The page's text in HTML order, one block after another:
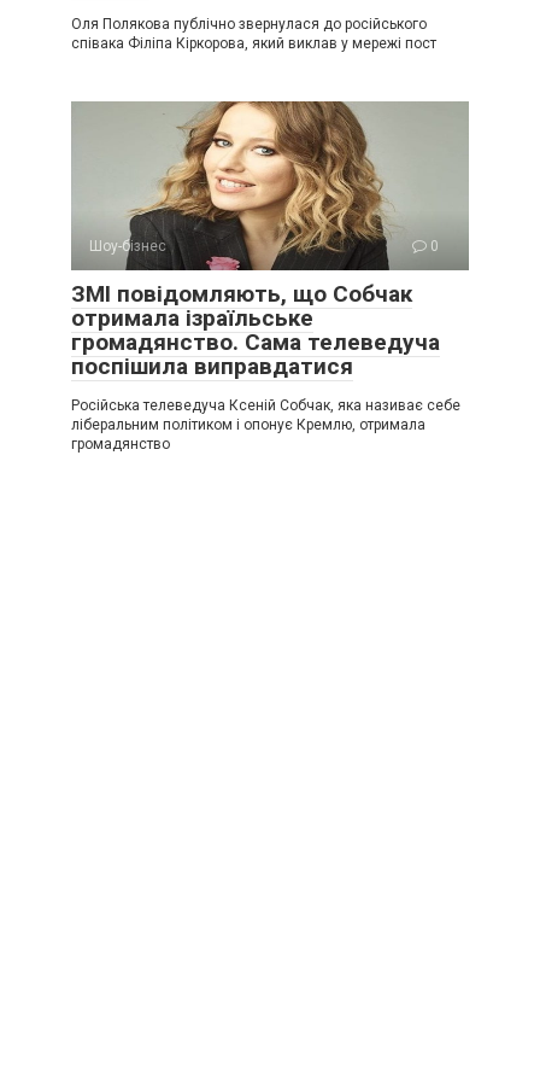
Оля Полякова публічно звернулася до російського
співака Філіпа Кіркорова, який виклав у мережі пост
Шоу-бізнес 0
ЗМІ повідомляють, що Собчак
отримала ізраїльське
громадянство. Сама телеведуча
поспішила виправдатися
Російська телеведуча Ксеній Собчак, яка називає себе
ліберальним політиком і опонує Кремлю, отримала
громадянство